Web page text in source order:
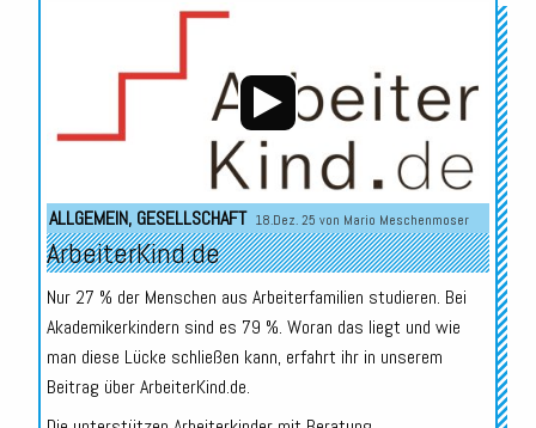
Audio-
Player
ALLGEMEIN, GESELLSCHAFT 18.Dez. 25 von Mario Meschenmoser
ArbeiterKind.de
Nur 27 % der Menschen aus Arbeiterfamilien studieren. Bei
Akademikerkindern sind es 79 %. Woran das liegt und wie
man diese Lücke schließen kann, erfahrt ihr in unserem
Beitrag über ArbeiterKind.de.